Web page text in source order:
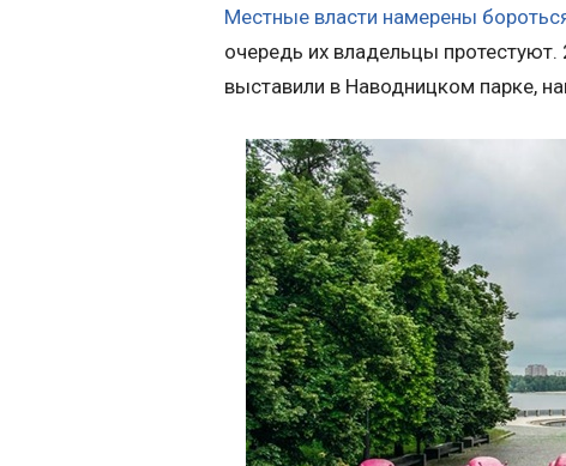
Местные власти намерены
очередь их владельцы
выставили в Наводницком парке,